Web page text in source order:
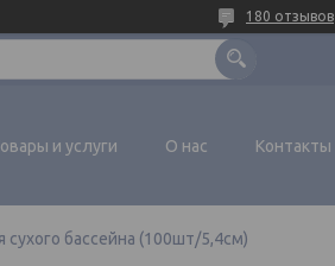
180 отзывов
и услуги О нас Контакты
бассейна (100шт/5,4см)